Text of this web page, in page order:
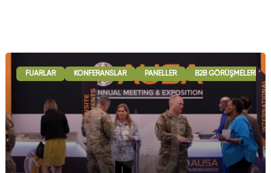
FUARLAR KONFERANSLAR PANELLER B2B GÖRÜŞMELERI